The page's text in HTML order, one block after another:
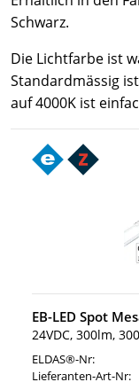
Schwarz.
Die Lichtfarbe ist
Standardmässig
auf 4000K ist
EB-LED Spot
24VDC, 300lm,
ELDAS®-Nr:
Lieferanten-Art-Nr: